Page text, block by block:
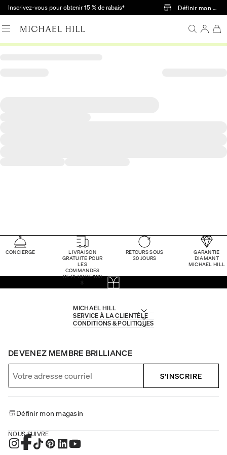
Passer au contenu principal
Inscrivez-vous pour obtenir 15 % de rabais† Définir mon
CONCIERGE
LIVRAISON
GRATUITE POUR
LES
COMMANDES
DE PLUS DE 100
$
RETOURS SOUS
30 JOURS
GARANTIE
DIAMANT
MICHAEL HILL
MICHAEL HILL
SERVICE À LA CLIENTÈLE
CONDITIONS & POLITIQUES
DEVENEZ MEMBRE BRILLIANCE
S'INSCRIRE
Définir mon magasin
NOUS SUIVRE